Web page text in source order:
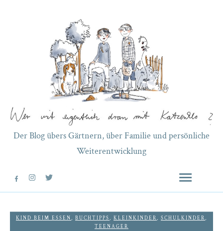
Der Blog übers Gärtnern, über Familie und persönliche
Weiterentwicklung
KIND BEIM ESSEN , BUCHTIPPS , KLEINKINDER, SCHULKINDER,
TEENAGER